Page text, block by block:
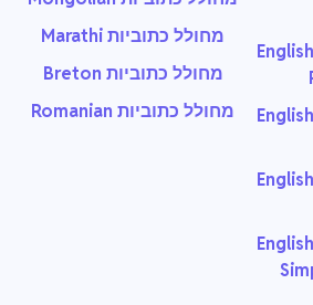
תרגם אודיו/ווידאו מEnglish
תרגם אודיו/ווידאו מEnglish
תרגם אודיו/ווידאו מEnglish
תרגם אודיו/ווידאו מEnglish
מחולל כתוביות Marathi
מחולל כתוביות Breton
מחולל כתוביות Romanian